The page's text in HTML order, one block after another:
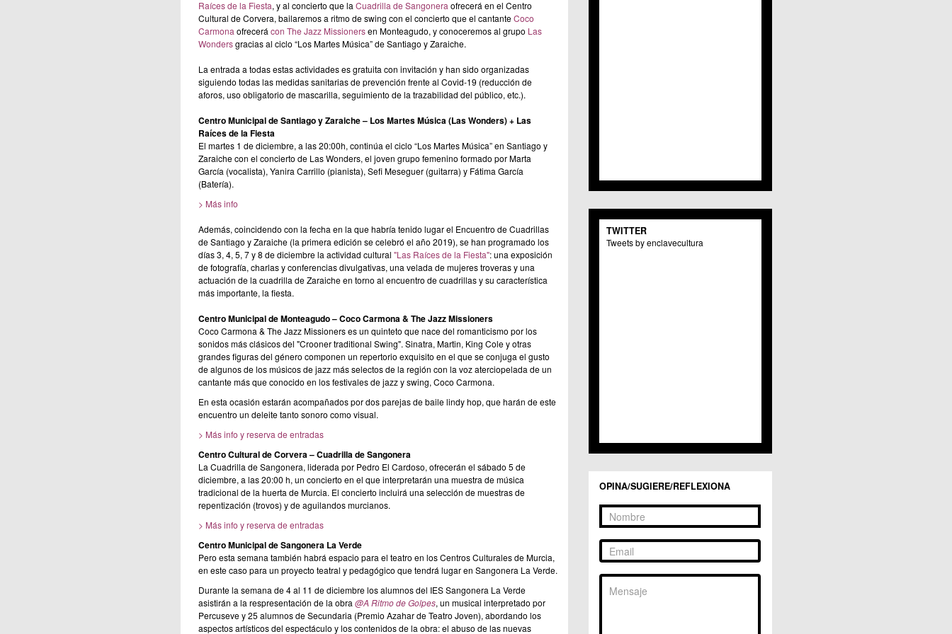
Raíces de la Fiesta, y al concierto que la Cuadrilla de Sangonera ofrecerá en el Centro
Cultural de Corvera, bailaremos a ritmo de swing con el concierto que el cantante Coco
Carmona ofrecerá con The Jazz Missionersen Monteagudo, y conoceremos al grupo Las
Wondersgracias al ciclo “Los Martes Música” de Santiago y Zaraiche.
La entrada a todas estas actividades es gratuita con invitación y han sido organizadas
siguiendo todas las medidas sanitarias de prevención frente al Covid-19 (reducción de
aforos, uso obligatorio de mascarilla, seguimiento de la trazabilidad del público, etc.).
Centro Municipal de Santiago y Zaraiche – Los Martes Música (Las Wonders) + Las
Raíces de la Fiesta
El martes 1 de diciembre, a las 20:00h, continúa el ciclo “Los Martes Música” en Santiago y
Zaraiche con el concierto de Las Wonders, el joven grupo femenino formado por Marta
García (vocalista), Yanira Carrillo (pianista), Sefi Meseguer (guitarra) y Fátima García
(Batería).
> Más info
Además, coincidendo con la fecha en la que habría tenido lugar el Encuentro de Cuadrillas
de Santiago y Zaraiche (la primera edición se celebró el año 2019), se han programado los
días 3, 4, 5, 7 y 8 de diciembre la actividad cultural "Las Raíces de la Fiesta": una exposición
de fotografía, charlas y conferencias divulgativas, una velada de mujeres troveras y una
actuación de la cuadrilla de Zaraiche en torno al encuentro de cuadrillas y su característica
más importante, la fiesta.
Centro Municipal de Monteagudo – Coco Carmona & The Jazz Missioners
Coco Carmona & The Jazz Missioners es un quinteto que nace del romanticismo por los
sonidos más clásicos del "Crooner traditional Swing". Sinatra, Martin, King Cole y otras
grandes figuras del género componen un repertorio exquisito en el que se conjuga el gusto
de algunos de los músicos de jazz más selectos de la región con la voz aterciopelada de un
cantante más que conocido en los festivales de jazz y swing, Coco Carmona.
En esta ocasión estarán acompañados por dos parejas de baile lindy hop, que harán de este
encuentro un deleite tanto sonoro como visual.
> Más info y reserva de entradas
Centro Cultural de Corvera – Cuadrilla de Sangonera
La Cuadrilla de Sangonera, liderada por Pedro El Cardoso, ofrecerán el sábado 5 de
diciembre, a las 20:00 h, un concierto en el que interpretarán una muestra de música
tradicional de la huerta de Murcia. El concierto incluirá una selección de muestras de
repentización (trovos) y de aguilandos murcianos.
> Más info y reserva de entradas
Centro Municipal de Sangonera La Verde
Pero esta semana también habrá espacio para el teatro en los Centros Culturales de Murcia,
en este caso para un proyecto teatral y pedagógico que tendrá lugar en Sangonera La Verde.
Durante la semana de 4 al 11 de diciembre los alumnos del IES Sangonera La Verde
asistirán a la respresentación de la obra @A Ritmo de Golpes, un musical interpretado por
Percuseve y 25 alumnos de Secundaria (Premio Azahar de Teatro Joven), abordando los
aspectos artísticos del espectáculo y los contenidos de la obra: el abuso de las nuevas
C.C.S. La Paz
C.M. El Carmen
Centros Culturales
C.C. Puertas de Castilla
C.C. Zarandona
TWITTER
Tweets by enclavecultura
OPINA/SUGIERE/REFLEXIONA